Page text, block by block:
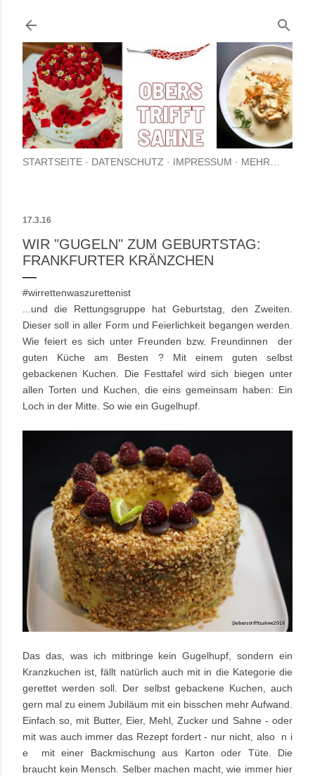
STARTSEITE DATENSCHUTZ IMPRESSUM MEHR…
17.3.16
WIR "GUGELN" ZUM GEBURTSTAG:
FRANKFURTER KRÄNZCHEN
#wirrettenwaszurettenist
...und die Rettungsgruppe hat Geburtstag, den Zweiten.
Dieser soll in aller Form und Feierlichkeit begangen werden.
Wie feiert es sich unter Freunden bzw. Freundinnen der
guten Küche am Besten ? Mit einem guten selbst
gebackenen Kuchen. Die Festtafel wird sich biegen unter
allen Torten und Kuchen, die eins gemeinsam haben: Ein
Loch in der Mitte. So wie ein Gugelhupf.
Das das, was ich mitbringe kein Gugelhupf, sondern ein
Kranzkuchen ist, fällt natürlich auch mit in die Kategorie die
gerettet werden soll. Der selbst gebackene Kuchen, auch
gern mal zu einem Jubiläum mit ein bisschen mehr Aufwand.
Einfach so, mit Butter, Eier, Mehl, Zucker und Sahne - oder
mit was auch immer das Rezept fordert - nur nicht, also n i
e mit einer Backmischung aus Karton oder Tüte. Die
braucht kein Mensch. Selber machen macht, wie immer hier